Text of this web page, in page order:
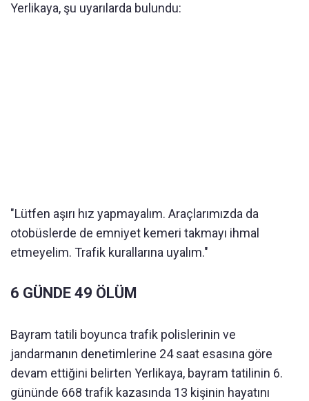
Yerlikaya, şu uyarılarda bulundu:
"Lütfen aşırı hız yapmayalım. Araçlarımızda da
otobüslerde de emniyet kemeri takmayı ihmal
etmeyelim. Trafik kurallarına uyalım."
6 GÜNDE 49 ÖLÜM
Bayram tatili boyunca trafik polislerinin ve
jandarmanın denetimlerine 24 saat esasına göre
devam ettiğini belirten Yerlikaya, bayram tatilinin 6.
gününde 668 trafik kazasında 13 kişinin hayatını